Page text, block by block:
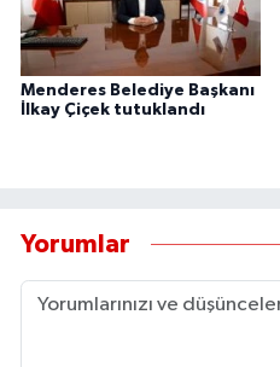
Menderes Belediye Başkanı
İlkay Çiçek tutuklandı
Yorumlar